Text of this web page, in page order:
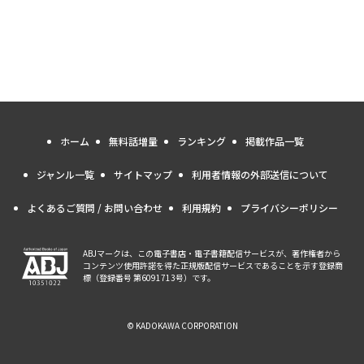
ホーム 無料話増量 ランキング 掲載作品一覧
ジャンル一覧 サイトマップ 利用者情報の外部送信について
よくあるご質問 / お問い合わせ 利用規約 プライバシーポリシー
ABJマークは、この電子書店・電子書籍配信サービスが、著作権者から
コンテンツ使用許諾を得た正規版配信サービスであることを示す登録商
標（登録番号 第6091713号）です。
© KADOKAWA CORPORATION